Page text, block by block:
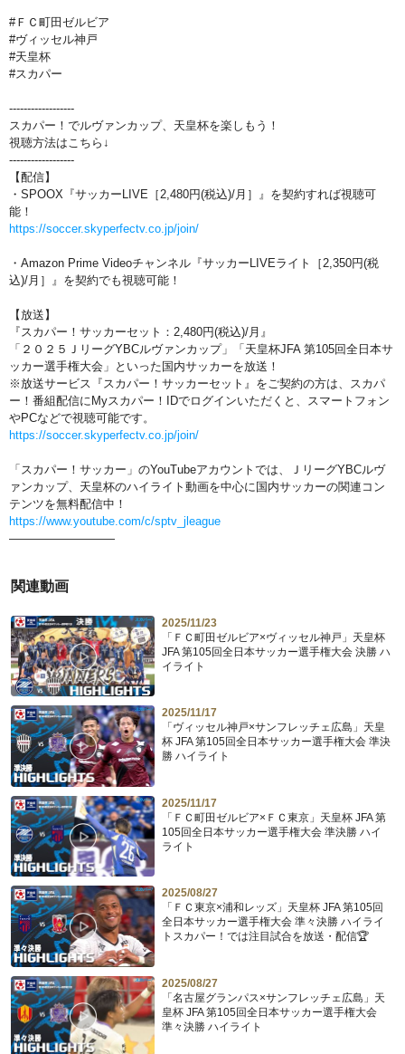
#ＦＣ町田ゼルビア
#ヴィッセル神戸
#天皇杯
#スカパー
------------------
スカパー！でルヴァンカップ、天皇杯を楽しもう！
視聴方法はこちら↓
------------------
【配信】
・SPOOX『サッカーLIVE［2,480円(税込)/月］』を契約すれば視聴可
能！
https://soccer.skyperfectv.co.jp/join/
・Amazon Prime Videoチャンネル『サッカーLIVEライト［2,350円(税
込)/月］』を契約でも視聴可能！
【放送】
『スカパー！サッカーセット：2,480円(税込)/月』
「２０２５ＪリーグYBCルヴァンカップ」「天皇杯JFA 第105回全日本サ
ッカー選手権大会」といった国内サッカーを放送！
※放送サービス『スカパー！サッカーセット』をご契約の方は、スカパ
ー！番組配信にMyスカパー！IDでログインいただくと、スマートフォン
やPCなどで視聴可能です。
https://soccer.skyperfectv.co.jp/join/
「スカパー！サッカー」のYouTubeアカウントでは、ＪリーグYBCルヴ
ァンカップ、天皇杯のハイライト動画を中心に国内サッカーの関連コン
テンツを無料配信中！
https://www.youtube.com/c/sptv_jleague
—————————
関連動画
2025/11/23
「ＦＣ町田ゼルビア×ヴィッセル神戸」天皇杯
JFA 第105回全日本サッカー選手権大会 決勝 ハ
イライト
2025/11/17
「ヴィッセル神戸×サンフレッチェ広島」天皇
杯 JFA 第105回全日本サッカー選手権大会 準決
勝 ハイライト
2025/11/17
「ＦＣ町田ゼルビア×ＦＣ東京」天皇杯 JFA 第
105回全日本サッカー選手権大会 準決勝 ハイ
ライト
2025/08/27
「ＦＣ東京×浦和レッズ」天皇杯 JFA 第105回
全日本サッカー選手権大会 準々決勝 ハイライ
トスカパー！では注目試合を放送・配信🏆
2025/08/27
「名古屋グランパス×サンフレッチェ広島」天
皇杯 JFA 第105回全日本サッカー選手権大会
準々決勝 ハイライト